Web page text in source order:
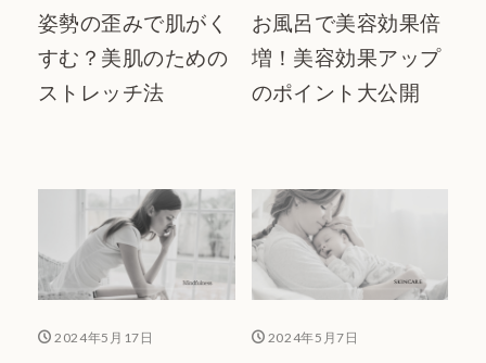
姿勢の歪みで肌がく
すむ？美肌のための
ストレッチ法
お風呂で美容効果倍
増！美容効果アップ
のポイント大公開
2024年5月17日 2024年5月7日